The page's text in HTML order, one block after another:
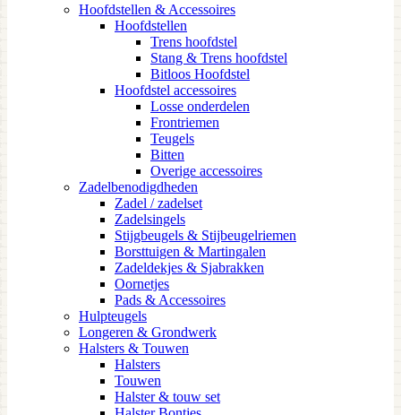
Hoofdstellen & Accessoires
Hoofdstellen
Trens hoofdstel
Stang & Trens hoofdstel
Bitloos Hoofdstel
Hoofdstel accessoires
Losse onderdelen
Frontriemen
Teugels
Bitten
Overige accessoires
Zadelbenodigdheden
Zadel / zadelset
Zadelsingels
Stijgbeugels & Stijbeugelriemen
Borsttuigen & Martingalen
Zadeldekjes & Sjabrakken
Oornetjes
Pads & Accessoires
Hulpteugels
Longeren & Grondwerk
Halsters & Touwen
Halsters
Touwen
Halster & touw set